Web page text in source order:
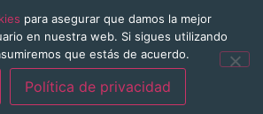
| Todos los derechos reservados
para asegurar que damos la mejor
en nuestra web. Si sigues utilizando
que estás de acuerdo.
Política de privacidad